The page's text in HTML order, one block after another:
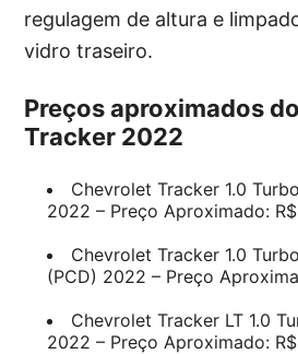
regulagem de altura e
vidro traseiro.
Preços aproximados
Tracker 2022
Chevrolet Tracker 1.0
2022 – Preço Aproximado:
Chevrolet Tracker 1.0
(PCD) 2022 – Preço
Chevrolet Tracker LT 1.0
2022 – Preço Aproximado: